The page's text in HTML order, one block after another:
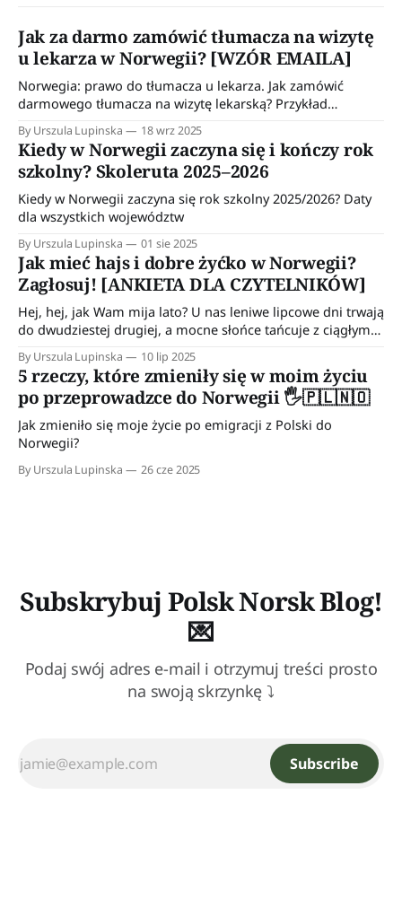
Jak za darmo zamówić tłumacza na wizytę
u lekarza w Norwegii? [WZÓR EMAILA]
Norwegia: prawo do tłumacza u lekarza. Jak zamówić
darmowego tłumacza na wizytę lekarską? Przykład
By Urszula Lupinska 18 wrz 2025
Kiedy w Norwegii zaczyna się i kończy rok
szkolny? Skoleruta 2025–2026
Kiedy w Norwegii zaczyna się rok szkolny 2025/2026? Daty
dla wszystkich województw
By Urszula Lupinska 01 sie 2025
Jak mieć hajs i dobre żyćko w Norwegii?
Zagłosuj! [ANKIETA DLA CZYTELNIKÓW]
Hej, hej, jak Wam mija lato? U nas leniwe lipcowe dni trwają
do dwudziestej drugiej, a mocne słońce tańcuje z ciągłym
emigracji Jeśli o mnie chodzi, to ostatnio dużo czasu
spędzam na prowadzeniu naszego budżetu domowego.
Dzięki niemu osiągnęliśmy pewnego rodzaju dyscyplinę
By Urszula Lupinska 10 lip 2025
5 rzeczy, które zmieniły się w moim życiu
po przeprowadzce do Norwegii 🖐️🇵🇱🇳🇴
Jak zmieniło się moje życie po emigracji z Polski do
Norwegii?
By Urszula Lupinska 26 cze 2025
Subskrybuj Polsk Norsk Blog!
💌
Podaj swój adres e-mail i otrzymuj treści prosto
na swoją skrzynkę ⤵
Subscribe